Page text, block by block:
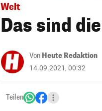
Welt
Das sind
Von Heute Redaktion
14.09.2021, 00:32
Teilen